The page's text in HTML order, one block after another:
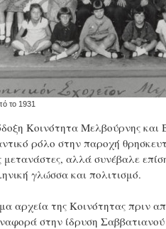
το 1931
Κοινότητα Μελβούρνης
ρόλο στην παροχή
αλλά συνέβαλε
γλώσσα και πολιτισμό.
αρχεία της Κοινότητας πριν
στην ίδρυση